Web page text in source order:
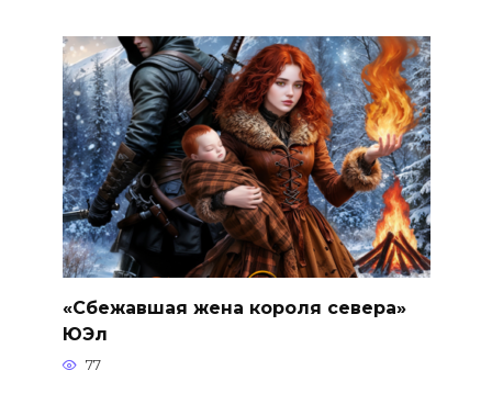
«Сбежавшая жена короля севера»
ЮЭл
77